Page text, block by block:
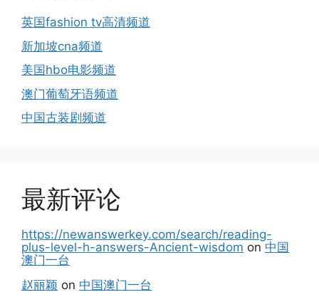
英国fashion tv高清频道
新加坡cna频道
美国hbo电影频道
澳门葡萄牙语频道
中国古装剧频道
最新评论
https://newanswerkey.com/search/reading-
plus-level-h-answers-Ancient-wisdom on 中国
澳门一台
赵丽颖 on 中国澳门一台